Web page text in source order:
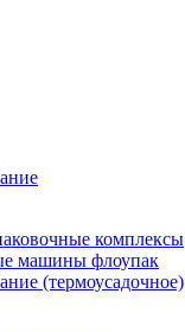
комплексы
машины флоупак
(термоусадочное)